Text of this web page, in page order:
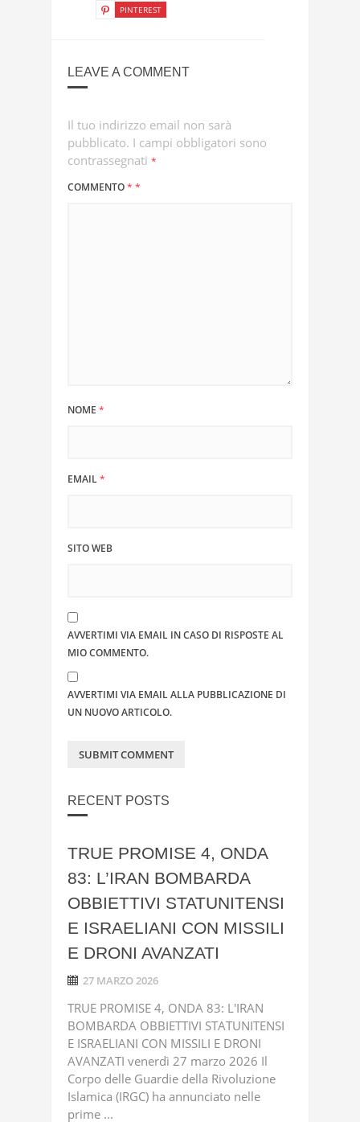
PINTEREST
LEAVE A COMMENT
Il tuo indirizzo email non sarà
pubblicato. I campi obbligatori sono
contrassegnati *
COMMENTO* *
NOME *
EMAIL*
SITO WEB
AVVERTIMI VIA EMAIL IN CASO DI RISPOSTE AL
MIO COMMENTO.
AVVERTIMI VIA EMAIL ALLA PUBBLICAZIONE DI
UN NUOVO ARTICOLO.
RECENT POSTS
TRUE PROMISE 4, ONDA
83: L’IRAN BOMBARDA
OBBIETTIVI STATUNITENSI
E ISRAELIANI CON MISSILI
E DRONI AVANZATI
27 MARZO 2026
TRUE PROMISE 4, ONDA 83: L'IRAN
BOMBARDA OBBIETTIVI STATUNITENSI
E ISRAELIANI CON MISSILI E DRONI
AVANZATI venerdì 27 marzo 2026 Il
Corpo delle Guardie della Rivoluzione
Islamica (IRGC) ha annunciato nelle
prime ...